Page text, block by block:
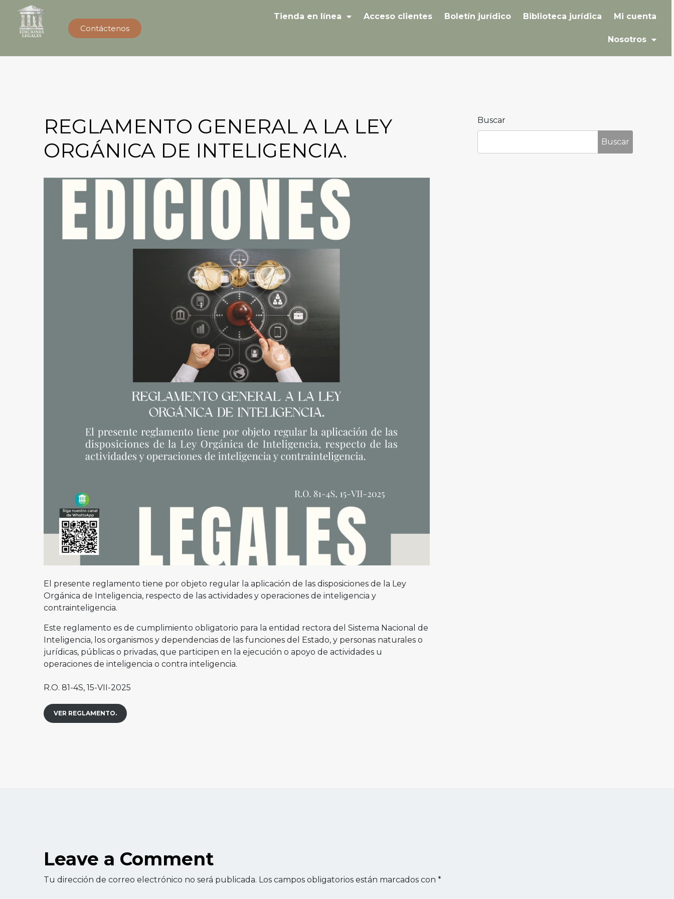
Contáctenos
Tienda en línea Acceso clientes Boletín jurídico Biblioteca jurídica Mi cuenta
Nosotros
Buscar
Buscar
REGLAMENTO GENERAL A LA LEY
ORGÁNICA DE INTELIGENCIA.
El presente reglamento tiene por objeto regular la aplicación de las disposiciones de la Ley
Orgánica de Inteligencia, respecto de las actividades y operaciones de inteligencia y
contrainteligencia.
Este reglamento es de cumplimiento obligatorio para la entidad rectora del Sistema Nacional de
Inteligencia, los organismos y dependencias de las funciones del Estado, y personas naturales o
jurídicas, públicas o privadas, que participen en la ejecución o apoyo de actividades u
operaciones de inteligencia o contra inteligencia.
R.O. 81-4S, 15-VII-2025
VER REGLAMENTO.
Leave a Comment
Tu dirección de correo electrónico no será publicada. Los campos obligatorios están marcados con *